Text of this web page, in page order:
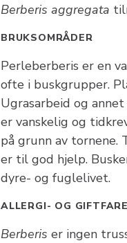
Berberis aggregata
BRUKSOMRÅDER
Perleberberis er en
ofte i buskgrupper.
Ugrasarbeid og
er vanskelig og
på grunn av
er til god hjelp.
dyre- og fuglelivet.
ALLERGI- OG GIFTFARE
Berberis er ingen